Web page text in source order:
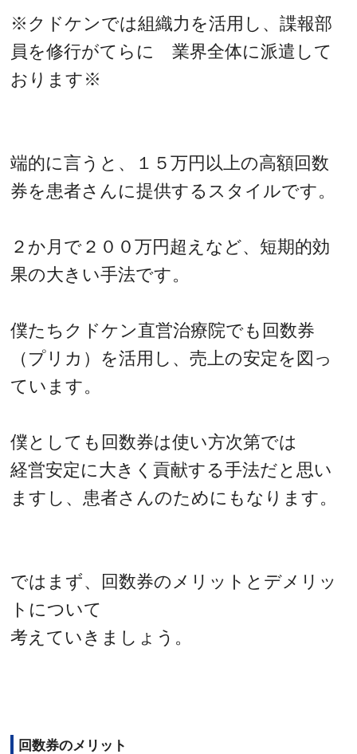
※クドケンでは組織力を活用し、諜報部
員を修行がてらに 業界全体に派遣して
おります※
端的に言うと、１５万円以上の高額回数
券を患者さんに提供するスタイルです。
２か月で２００万円超えなど、短期的効
果の大きい手法です。
僕たちクドケン直営治療院でも回数券
（プリカ）を活用し、売上の安定を図っ
ています。
僕としても回数券は使い方次第では
経営安定に大きく貢献する手法だと思い
ますし、患者さんのためにもなります。
ではまず、回数券のメリットとデメリッ
トについて
考えていきましょう。
回数券のメリット